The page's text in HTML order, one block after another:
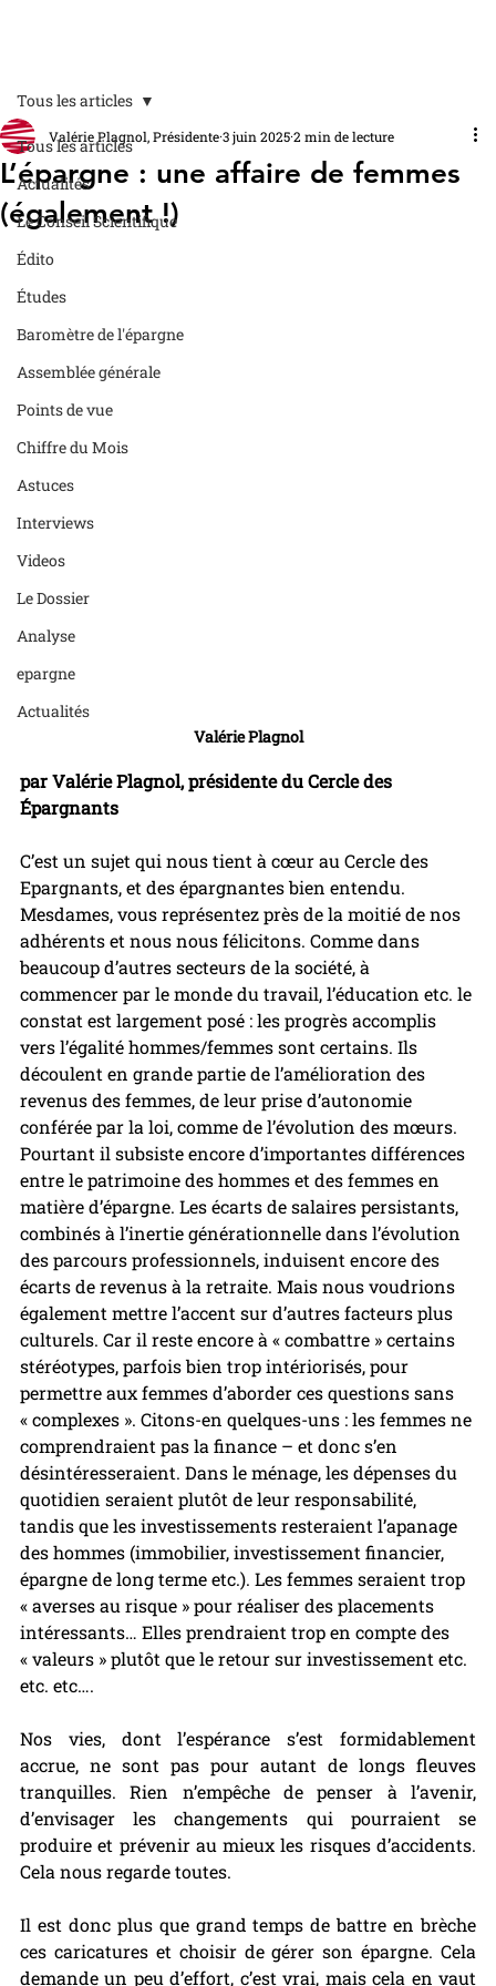
Tous les articles
Actualités
Le Conseil Scientifique
Édito
Études
Baromètre de l'épargne
Assemblée générale
Points de vue
Chiffre du Mois
Astuces
Interviews
Videos
Le Dossier
Analyse
epargne
Actualités
Tous les articles
L’épargne : une affaire de femmes
(également !)
Valérie Plagnol, Présidente3 juin 20252 min de lecture
Valérie Plagnol
par Valérie Plagnol, présidente du Cercle des
Épargnants
C’est un sujet qui nous tient à cœur au Cercle des
Epargnants, et des épargnantes bien entendu.
Mesdames, vous représentez près de la moitié de nos
adhérents et nous nous félicitons. Comme dans
beaucoup d’autres secteurs de la société, à
commencer par le monde du travail, l’éducation etc. le
constat est largement posé : les progrès accomplis
vers l’égalité hommes/femmes sont certains. Ils
découlent en grande partie de l’amélioration des
revenus des femmes, de leur prise d’autonomie
conférée par la loi, comme de l’évolution des mœurs.
Pourtant il subsiste encore d’importantes différences
entre le patrimoine des hommes et des femmes en
matière d’épargne. Les écarts de salaires persistants,
combinés à l’inertie générationnelle dans l’évolution
des parcours professionnels, induisent encore des
écarts de revenus à la retraite. Mais nous voudrions
également mettre l’accent sur d’autres facteurs plus
culturels. Car il reste encore à « combattre » certains
stéréotypes, parfois bien trop intériorisés, pour
permettre aux femmes d’aborder ces questions sans
« complexes ». Citons-en quelques-uns : les femmes ne
comprendraient pas la finance – et donc s’en
désintéresseraient. Dans le ménage, les dépenses du
quotidien seraient plutôt de leur responsabilité,
tandis que les investissements resteraient l’apanage
des hommes (immobilier, investissement financier,
épargne de long terme etc.). Les femmes seraient trop
« averses au risque » pour réaliser des placements
intéressants… Elles prendraient trop en compte des
« valeurs » plutôt que le retour sur investissement etc.
etc. etc….
Nos vies, dont l’espérance s’est formidablement
accrue, ne sont pas pour autant de longs fleuves
tranquilles. Rien n’empêche de penser à l’avenir,
d’envisager les changements qui pourraient se
produire et prévenir au mieux les risques d’accidents.
Cela nous regarde toutes.
Il est donc plus que grand temps de battre en brèche
ces caricatures et choisir de gérer son épargne. Cela
demande un peu d’effort, c’est vrai, mais cela en vaut